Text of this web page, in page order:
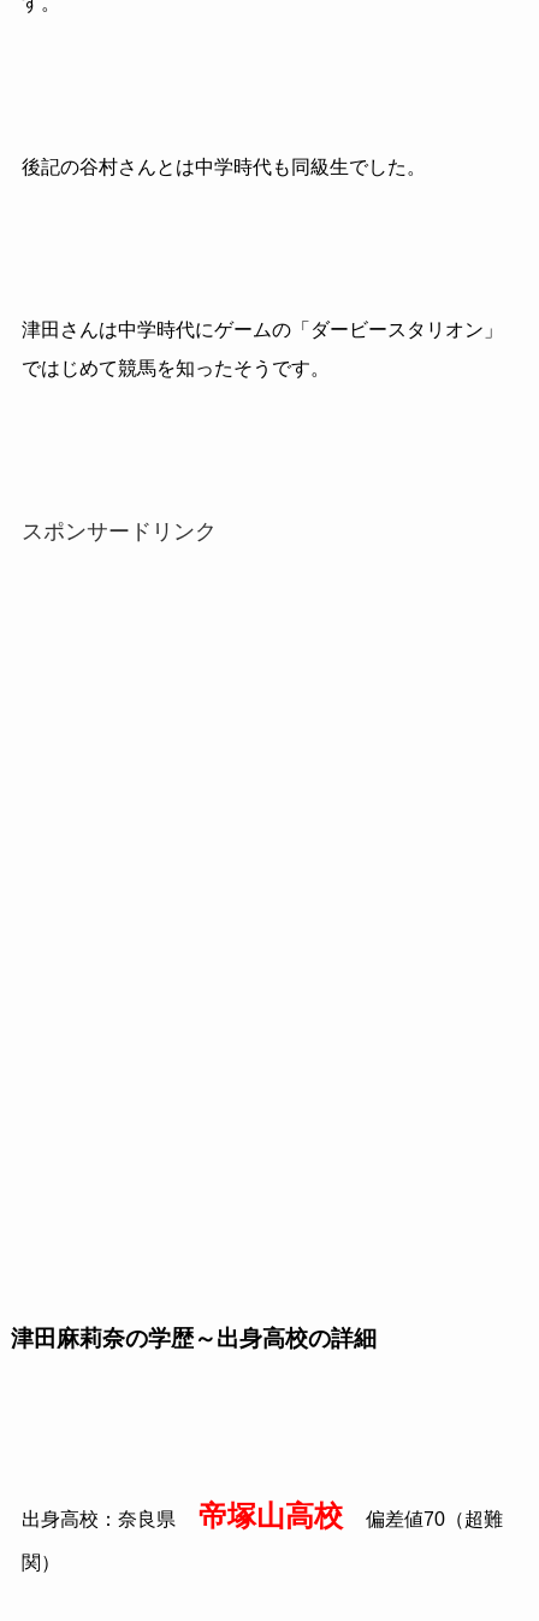
後記の谷村さんとは中学時代も同級生でした。
津田さんは中学時代にゲームの「ダービースタリオン」
ではじめて競馬を知ったそうです。
スポンサードリンク
津田麻莉奈の学歴～出身高校の詳細
出身高校：奈良県 帝塚山高校 偏差値70（超難
関）